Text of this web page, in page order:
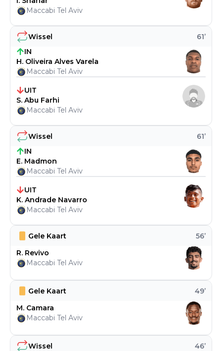
Wissel 46’
Gele Kaart 49’
M. Camara
Maccabi Tel Aviv
Gele Kaart 56’
R. Revivo
Maccabi Tel Aviv
Wissel 61’
IN
E. Madmon
Maccabi Tel Aviv
UIT
K. Andrade Navarro
Maccabi Tel Aviv
Wissel 61’
IN
H. Oliveira Alves Varela
Maccabi Tel Aviv
UIT
S. Abu Farhi
Maccabi Tel Aviv
Maccabi Tel Aviv